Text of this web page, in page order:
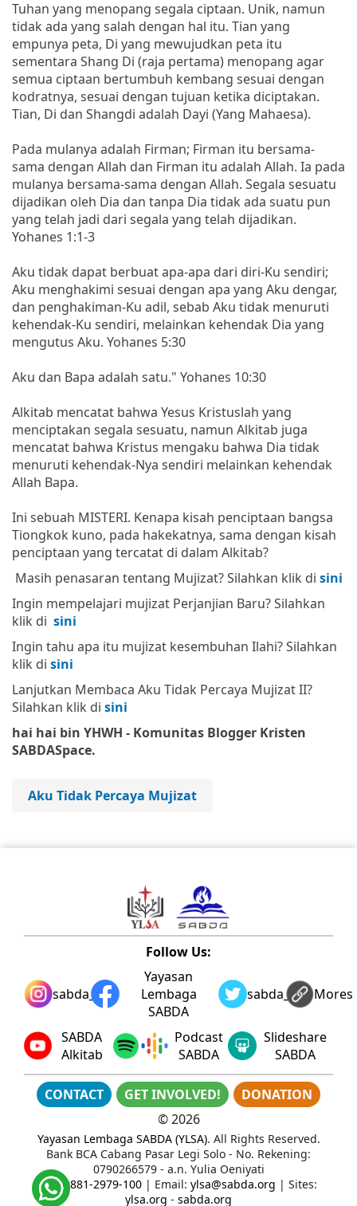
Tuhan yang menopang segala ciptaan. Unik, namun
tidak ada yang salah dengan hal itu. Tian yang
empunya peta, Di yang mewujudkan peta itu
sementara Shang Di (raja pertama) menopang agar
semua ciptaan bertumbuh kembang sesuai dengan
kodratnya, sesuai dengan tujuan ketika diciptakan.
Tian, Di dan Shangdi adalah Dayi (Yang Mahaesa).
Pada mulanya adalah Firman; Firman itu bersama-
sama dengan Allah dan Firman itu adalah Allah. Ia pada
mulanya bersama-sama dengan Allah. Segala sesuatu
dijadikan oleh Dia dan tanpa Dia tidak ada suatu pun
yang telah jadi dari segala yang telah dijadikan.
Yohanes 1:1-3
Aku tidak dapat berbuat apa-apa dari diri-Ku sendiri;
Aku menghakimi sesuai dengan apa yang Aku dengar,
dan penghakiman-Ku adil, sebab Aku tidak menuruti
kehendak-Ku sendiri, melainkan kehendak Dia yang
mengutus Aku. Yohanes 5:30
Aku dan Bapa adalah satu." Yohanes 10:30
Alkitab mencatat bahwa Yesus Kristuslah yang
menciptakan segala sesuatu, namun Alkitab juga
mencatat bahwa Kristus mengaku bahwa Dia tidak
menuruti kehendak-Nya sendiri melainkan kehendak
Allah Bapa.
Ini sebuah MISTERI. Kenapa kisah penciptaan bangsa
Tiongkok kuno, pada hakekatnya, sama dengan kisah
penciptaan yang tercatat di dalam Alkitab?
Masih penasaran tentang Mujizat? Silahkan klik di sini
Ingin mempelajari mujizat Perjanjian Baru? Silahkan
klik di sini
Ingin tahu apa itu mujizat kesembuhan Ilahi? Silahkan
klik di sini
Lanjutkan Membaca Aku Tidak Percaya Mujizat II?
Silahkan klik di sini
hai hai bin YHWH - Komunitas Blogger Kristen
SABDASpace.
Aku Tidak Percaya Mujizat
Follow Us:
sabda_ylsa
Yayasan
Lembaga
SABDA
sabda_ylsaMores
SABDA
Alkitab
Podcast
SABDA
Slideshare
SABDA
CONTACT GET INVOLVED!
DONATION
©2026
Yayasan Lembaga SABDA (YLSA). All Rights Reserved.
Bank BCA Cabang Pasar Legi Solo - No. Rekening:
0790266579 - a.n. Yulia Oeniyati
WA:0881-2979-100| Email: ylsa@sabda.org | Sites:
ylsa.org - sabda.org